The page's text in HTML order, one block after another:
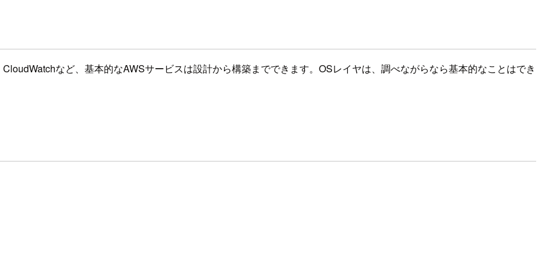
など、基本的なAWSサービスは設計から構築までできます。OSレイヤは、調べながらなら基本的なことはでき